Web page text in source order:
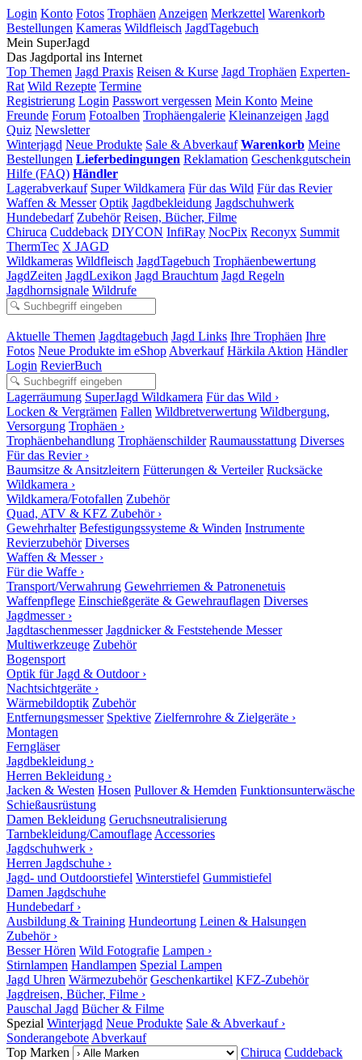
Login Konto Fotos Trophäen Anzeigen Merkzettel Warenkorb
Bestellungen Kameras Wildfleisch JagdTagebuch
Mein SuperJagd
Das Jagdportal ins Internet
Top Themen Jagd Praxis Reisen & Kurse Jagd Trophäen Experten-
Rat Wild Rezepte Termine
Registrierung Login Passwort vergessen Mein Konto Meine
Freunde Forum Fotoalben Trophäengalerie Kleinanzeigen Jagd
Quiz Newsletter
Winterjagd Neue Produkte Sale & Abverkauf Warenkorb Meine
Bestellungen Lieferbedingungen Reklamation Geschenkgutschein
Hilfe (FAQ) Händler
Lagerabverkauf Super Wildkamera Für das Wild Für das Revier
Waffen & Messer Optik Jagdbekleidung Jagdschuhwerk
Hundebedarf Zubehör Reisen, Bücher, Filme
Chiruca Cuddeback DIYCON InfiRay NocPix Reconyx Summit
ThermTec X JAGD
Wildkameras Wildfleisch JagdTagebuch Trophäenbewertung
JagdZeiten JagdLexikon Jagd Brauchtum Jagd Regeln
Jagdhornsignale Wildrufe
Aktuelle Themen Jagdtagebuch Jagd Links Ihre Trophäen Ihre
Fotos Neue Produkte im eShop Abverkauf Härkila Aktion Händler
Login RevierBuch
Lagerräumung SuperJagd Wildkamera Für das Wild ›
Locken & Vergrämen Fallen Wildbretverwertung Wildbergung,
Versorgung Trophäen ›
Trophäenbehandlung Trophäenschilder Raumausstattung Diverses
Für das Revier ›
Baumsitze & Ansitzleitern Fütterungen & Verteiler Rucksäcke
Wildkamera ›
Wildkamera/Fotofallen Zubehör
Quad, ATV & KFZ Zubehör ›
Gewehrhalter Befestigungssysteme & Winden Instrumente
Revierzubehör Diverses
Waffen & Messer ›
Für die Waffe ›
Transport/Verwahrung Gewehrriemen & Patronenetuis
Waffenpflege Einschießgeräte & Gewehrauflagen Diverses
Jagdmesser ›
Jagdtaschenmesser Jagdnicker & Feststehende Messer
Multiwerkzeuge Zubehör
Bogensport
Optik für Jagd & Outdoor ›
Nachtsichtgeräte ›
Wärmebildoptik Zubehör
Entfernungsmesser Spektive Zielfernrohre & Zielgeräte ›
Montagen
Ferngläser
Jagdbekleidung ›
Herren Bekleidung ›
Jacken & Westen Hosen Pullover & Hemden Funktionsunterwäsche
Schießausrüstung
Damen Bekleidung Geruchsneutralisierung
Tarnbekleidung/Camouflage Accessories
Jagdschuhwerk ›
Herren Jagdschuhe ›
Jagd- und Outdoorstiefel Winterstiefel Gummistiefel
Damen Jagdschuhe
Hundebedarf ›
Ausbildung & Training Hundeortung Leinen & Halsungen
Zubehör ›
Besser Hören Wild Fotografie Lampen ›
Stirnlampen Handlampen Spezial Lampen
Jagd Uhren Wärmezubehör Geschenkartikel KFZ-Zubehör
Jagdreisen, Bücher, Filme ›
Pauschal Jagd Bücher & Filme
Spezial Winterjagd Neue Produkte Sale & Abverkauf ›
Sonderangebote Abverkauf
Top Marken
Chiruca Cuddeback